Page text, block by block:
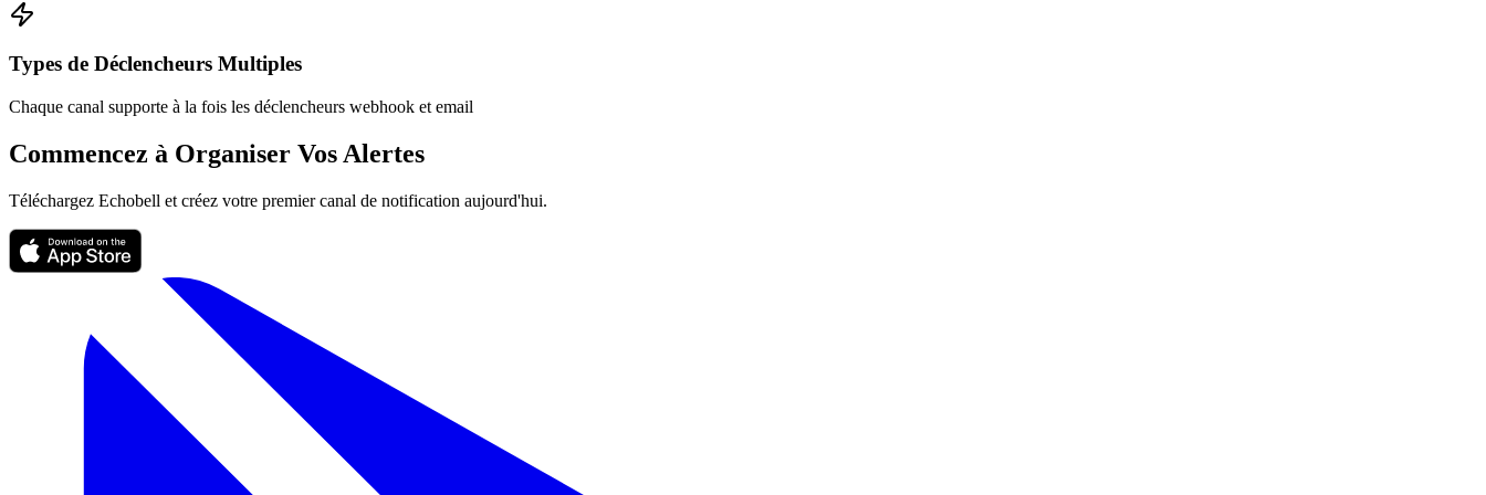
Types de Déclencheurs Multiples
Chaque canal supporte à la fois les déclencheurs webhook et email
Commencez à Organiser Vos Alertes
Téléchargez Echobell et créez votre premier canal de notification aujourd'hui.